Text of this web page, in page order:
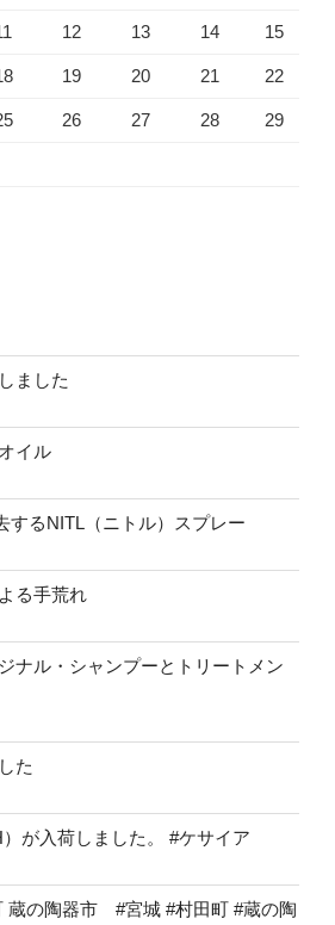
12 13 14 15
19 20 21 22
26 27 28 29
ました
イル
するNITL（ニトル）スプレー
る手荒れ
ナル・シャンプーとトリートメン
た
が入荷しました。 #ケサイア
蔵の陶器市 #宮城 #村田町 #蔵の陶